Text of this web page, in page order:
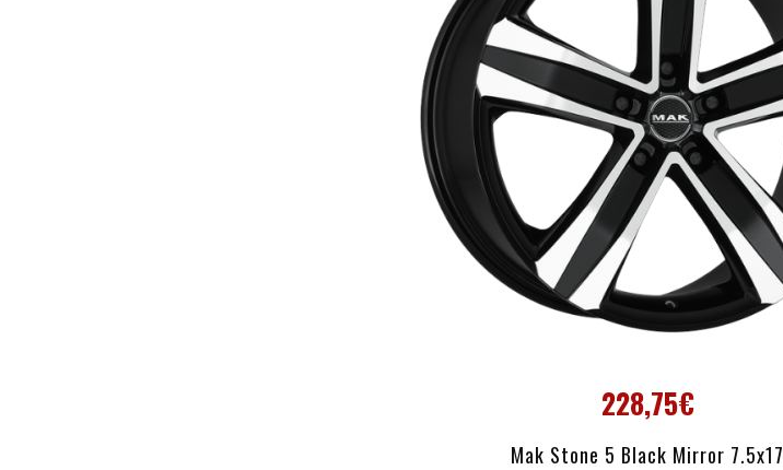
228,75€
Mak Stone 5 Black Mirror 7.5x17
AÑADIR AL CARRITO